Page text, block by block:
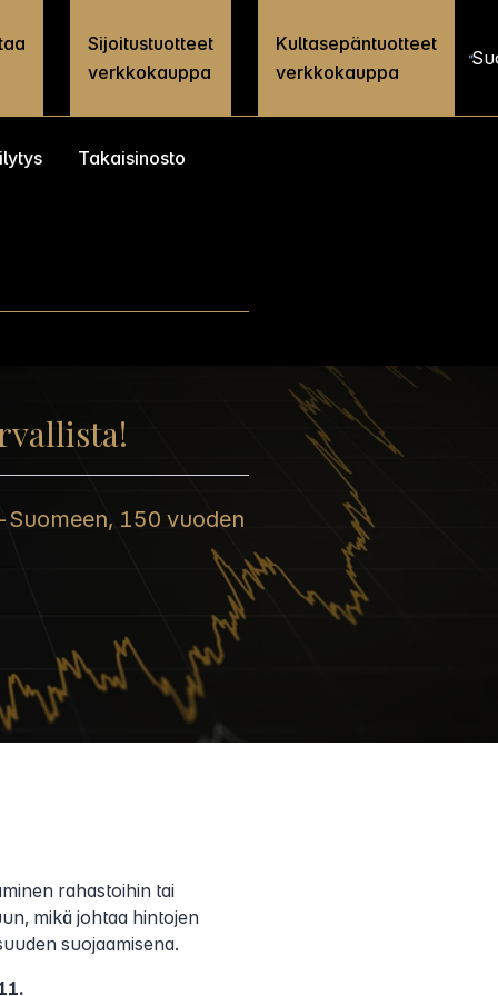
Sijoitustuotteet
verkkokauppa
Kultasepäntuotteet
verkkokauppa
Takaisinosto
150 vuoden
rahastoihin tai
mikä johtaa hintojen
suojaamisena.